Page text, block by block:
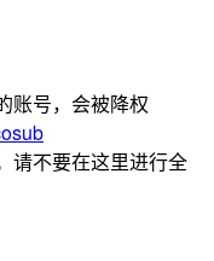
账号，会被降权
请不要在这里进行全